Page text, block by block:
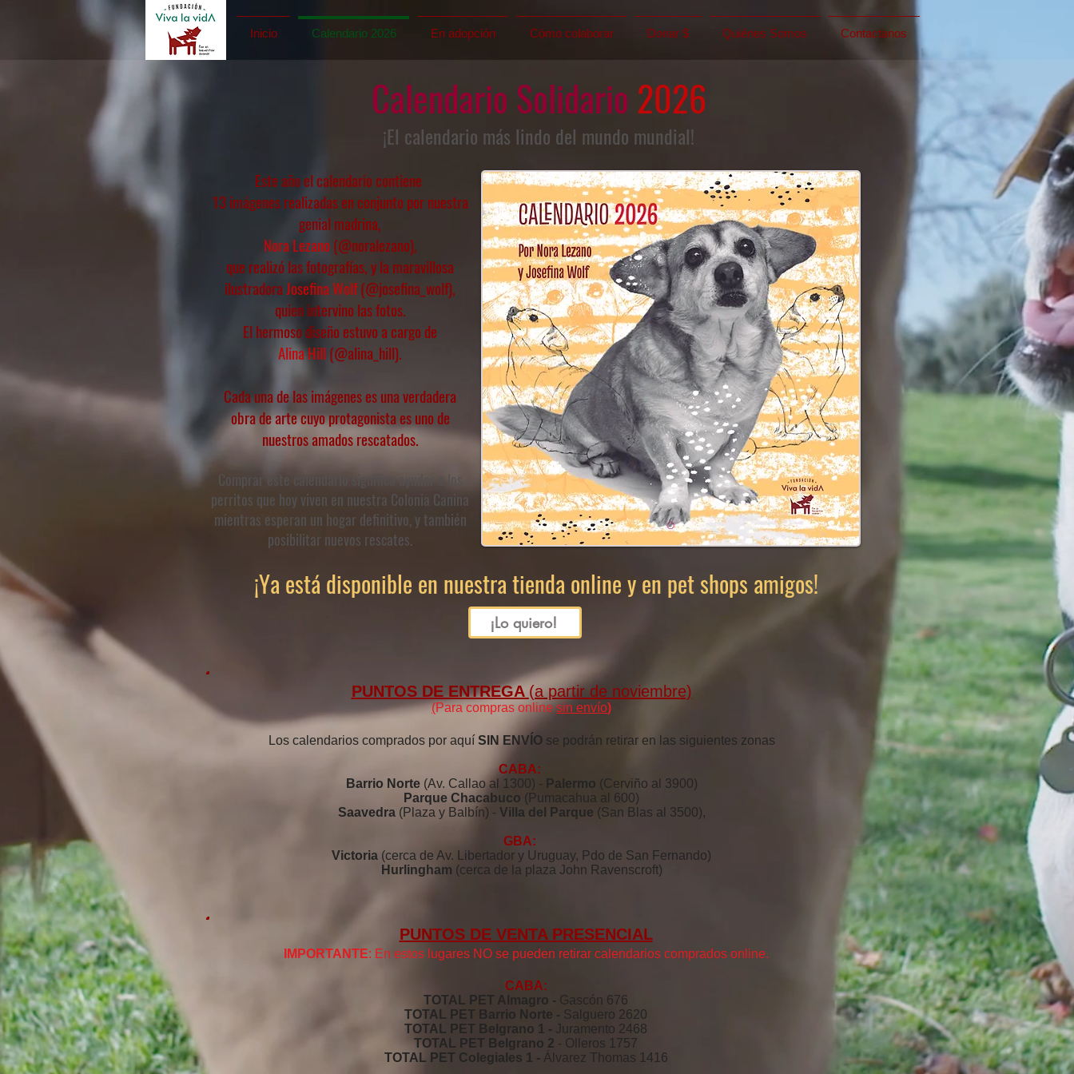
Inicio Calendario 2026 En adopción Cómo colaborar Donar $ Quiénes Somos Contactanos
Calendario Solidario 2026
¡El calendario más lindo del mundo mundial!
Este año el calendario contiene
13 imágenes realizadas en conjunto por nuestra
genial madrina,
Nora Lezano(@noralezano),
que realizó las fotografías, y la maravillosa
ilustradoraJosefina Wolf(@josefina_wolf),
quien intervino las fotos.
El hermoso diseño estuvo a cargo de
Alina Hill(@alina_hill).
Cada una de las imágenes es una verdadera
obra de arte cuyo protagonista es uno de
nuestros amados rescatados.​
Comprar este calendario significa ayudar a los
perritos que hoy viven en nuestra Colonia Canina
mientras esperan un hogar definitivo, y también
posibilitar nuevos rescates.​
¡Ya está disponible en nuestra tienda online y en pet shops amigos!
¡Lo quiero!
PUNTOS DE ENTREGA (a partir de noviembre)
(Para compras onlinesin envío)
Los calendarios comprados por aquí SIN ENVÍOse podrán retirar en las siguientes zonas
CABA:
Barrio Norte(Av. Callao al 1300) - Palermo (Cerviño al 3900)
Parque Chacabuco (Pumacahua al 600)
Saavedra(Plaza y Balbín) - Villa del Parque (San Blas al 3500),
GBA:
Victoria (cerca de Av. Libertador y Uruguay, Pdo de San Fernando)
Hurlingham (cerca de la plaza John Ravenscroft)
PUNTOS DE VENTA PRESENCIAL
IMPORTANTE: En estos lugares NO se pueden retirar calendarios comprados online.
CABA:
TOTAL PET Almagro - Gascón 676
TOTAL PET Barrio Norte - Salguero 2620
TOTAL PET Belgrano 1 - Juramento 2468
TOTAL PET Belgrano 2 - Olleros 1757
TOTAL PET Colegiales 1 - Álvarez Thomas 1416